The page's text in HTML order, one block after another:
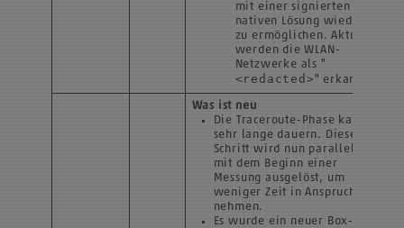
mit einer signierten
nativen Lösung wieder
zu ermöglichen. Aktuell
werden die WLAN-
Netzwerke als "
<redacted>" erkannt.
Was ist neu
Die Traceroute-Phase kann
sehr lange dauern. Dieser
Schritt wird nun parallel
mit dem Beginn einer
Messung ausgelöst, um
weniger Zeit in Anspruch zu
nehmen.
Es wurde ein neuer Box-